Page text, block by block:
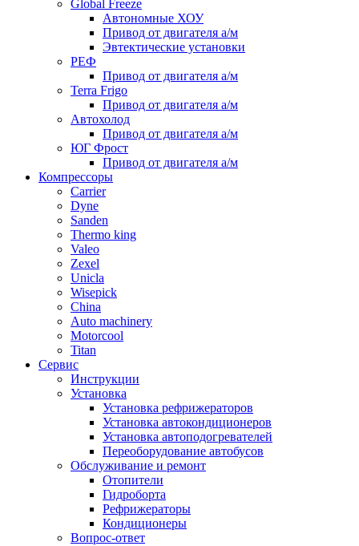
Global Freeze
Автономные ХОУ
Привод от двигателя а/м
Эвтектические установки
РЕФ
Привод от двигателя а/м
Terra Frigo
Привод от двигателя а/м
Автохолод
Привод от двигателя а/м
ЮГ Фрост
Привод от двигателя а/м
Компрессоры
Carrier
Dyne
Sanden
Thermo king
Valeo
Zexel
Unicla
Wisepick
China
Auto machinery
Motorcool
Titan
Сервис
Инструкции
Установка
Установка рефрижераторов
Установка автокондиционеров
Установка автоподогревателей
Переоборудование автобусов
Обслуживание и ремонт
Отопители
Гидроборта
Рефрижераторы
Кондиционеры
Вопрос-ответ